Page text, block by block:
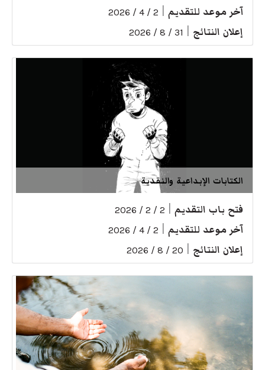
آخر موعد للتقديم 2 / 4 / 2026
إعلان النتائج 31 / 8 / 2026
الكتابات الإبداعية والنقدية
فتح باب التقديم 2 / 2 / 2026
آخر موعد للتقديم 2 / 4 / 2026
إعلان النتائج 20 / 8 / 2026